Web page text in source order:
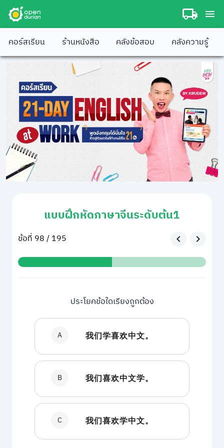
คอร์สเรียน ร้านหนังสือ คลังข้อสอบ คลังความรู้
แบบฝึกหัดภาษาจีนระดับต้น1
ข้อที่ 98 / 195
ประโยคข้อใดเรียงถูกต้อง
A 我们学喜欢中文。
B 我们喜欢中文学。
C 我们喜欢学中文。